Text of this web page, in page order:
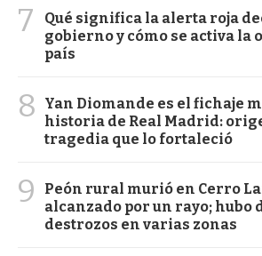
7
Qué significa la alerta roja
gobierno y cómo se activa la
país
8
Yan Diomande es el fichaje
historia de Real Madrid:
tragedia que lo fortaleció
9
Peón rural murió en Cerro
alcanzado por un rayo; hubo
destrozos en varias zonas